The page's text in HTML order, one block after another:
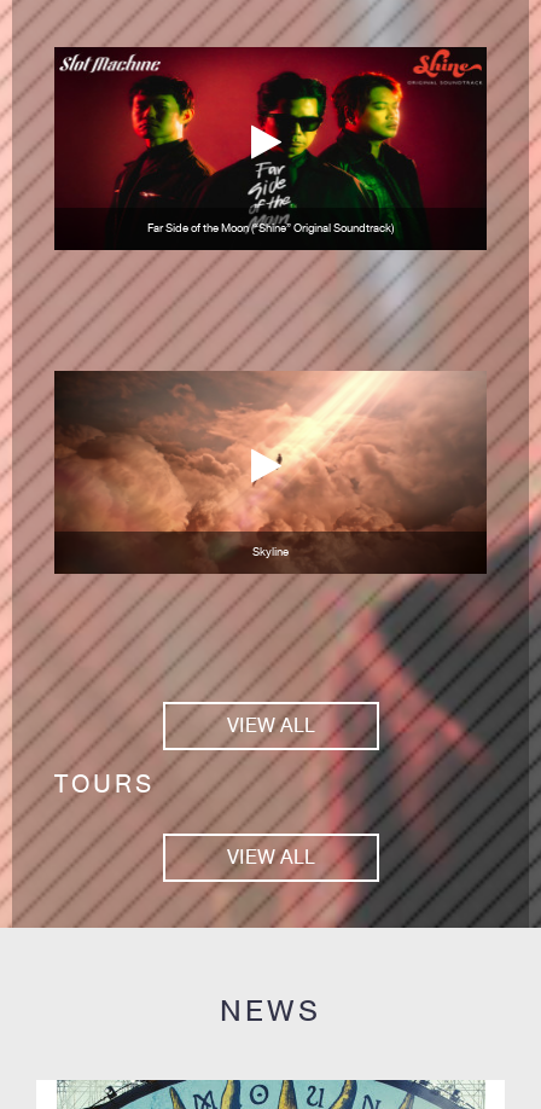
Far Side of the Moon (“Shine” Original Soundtrack)
Skyline
VIEW ALL
TOURS
VIEW ALL
NEWS